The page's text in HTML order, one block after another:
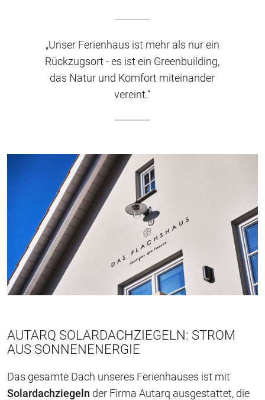
„Unser Ferienhaus ist mehr als nur ein
Rückzugsort - es ist ein Greenbuilding,
das Natur und Komfort miteinander
vereint.“
AUTARQ SOLARDACHZIEGELN: STROM
AUS SONNENENERGIE
Das gesamte Dach unseres Ferienhauses ist mit
Solardachziegeln der Firma Autarq ausgestattet, die